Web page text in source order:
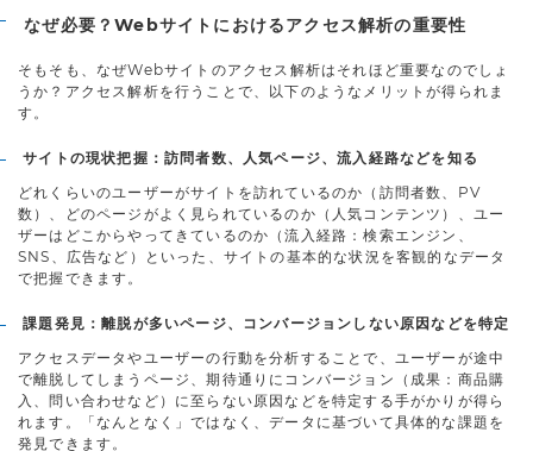
なぜ必要？Webサイトにおけるアクセス解析の重要性
そもそも、なぜWebサイトのアクセス解析はそれほど重要なのでしょ
うか？アクセス解析を行うことで、以下のようなメリットが得られま
す。
サイトの現状把握：訪問者数、人気ページ、流入経路などを知る
どれくらいのユーザーがサイトを訪れているのか（訪問者数、PV
数）、どのページがよく見られているのか（人気コンテンツ）、ユー
ザーはどこからやってきているのか（流入経路：検索エンジン、
SNS、広告など）といった、サイトの基本的な状況を客観的なデータ
で把握できます。
課題発見：離脱が多いページ、コンバージョンしない原因などを特定
アクセスデータやユーザーの行動を分析することで、ユーザーが途中
で離脱してしまうページ、期待通りにコンバージョン（成果：商品購
入、問い合わせなど）に至らない原因などを特定する手がかりが得ら
れます。「なんとなく」ではなく、データに基づいて具体的な課題を
発見できます。